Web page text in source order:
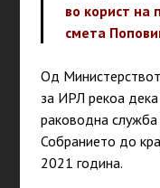
во корист на
смета
Од
за ИРЛ рекоа
раководна
Собранието до
2021 година.